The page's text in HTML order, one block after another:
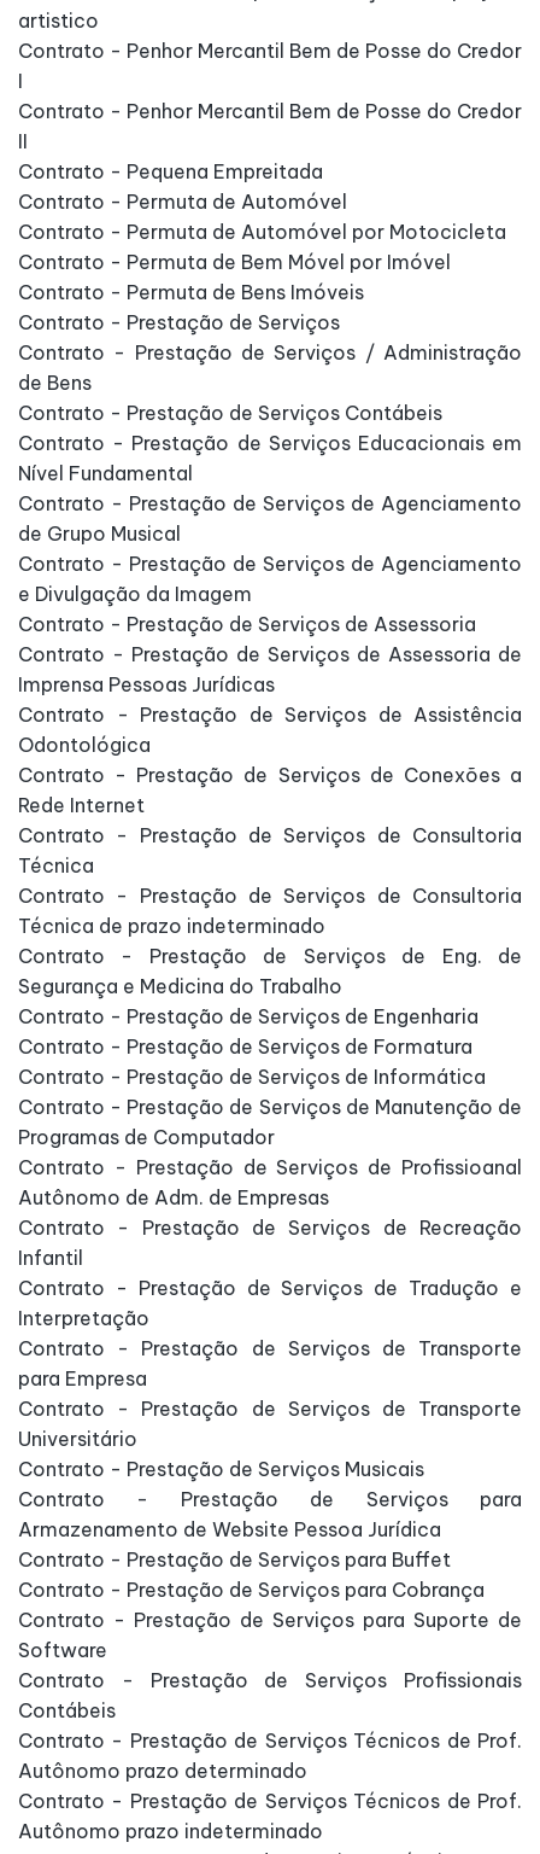
artistico
Contrato - Penhor Mercantil Bem de Posse do Credor
I
Contrato - Penhor Mercantil Bem de Posse do Credor
II
Contrato - Pequena Empreitada
Contrato - Permuta de Automóvel
Contrato - Permuta de Automóvel por Motocicleta
Contrato - Permuta de Bem Móvel por Imóvel
Contrato - Permuta de Bens Imóveis
Contrato - Prestação de Serviços
Contrato - Prestação de Serviços / Administração
de Bens
Contrato - Prestação de Serviços Contábeis
Contrato - Prestação de Serviços Educacionais em
Nível Fundamental
Contrato - Prestação de Serviços de Agenciamento
de Grupo Musical
Contrato - Prestação de Serviços de Agenciamento
e Divulgação da Imagem
Contrato - Prestação de Serviços de Assessoria
Contrato - Prestação de Serviços de Assessoria de
Imprensa Pessoas Jurídicas
Contrato - Prestação de Serviços de Assistência
Odontológica
Contrato - Prestação de Serviços de Conexões a
Rede Internet
Contrato - Prestação de Serviços de Consultoria
Técnica
Contrato - Prestação de Serviços de Consultoria
Técnica de prazo indeterminado
Contrato - Prestação de Serviços de Eng. de
Segurança e Medicina do Trabalho
Contrato - Prestação de Serviços de Engenharia
Contrato - Prestação de Serviços de Formatura
Contrato - Prestação de Serviços de Informática
Contrato - Prestação de Serviços de Manutenção de
Programas de Computador
Contrato - Prestação de Serviços de Profissioanal
Autônomo de Adm. de Empresas
Contrato - Prestação de Serviços de Recreação
Infantil
Contrato - Prestação de Serviços de Tradução e
Interpretação
Contrato - Prestação de Serviços de Transporte
para Empresa
Contrato - Prestação de Serviços de Transporte
Universitário
Contrato - Prestação de Serviços Musicais
Contrato - Prestação de Serviços para
Armazenamento de Website Pessoa Jurídica
Contrato - Prestação de Serviços para Buffet
Contrato - Prestação de Serviços para Cobrança
Contrato - Prestação de Serviços para Suporte de
Software
Contrato - Prestação de Serviços Profissionais
Contábeis
Contrato - Prestação de Serviços Técnicos de Prof.
Autônomo prazo determinado
Contrato - Prestação de Serviços Técnicos de Prof.
Autônomo prazo indeterminado